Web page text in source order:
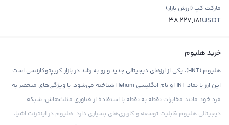
مارکت کپ (ارزش بازار)
USDT
38,227,181
خرید هلیوم
هلیوم (HNT)، یکی از ارزهای دیجیتالی جدید و رو به رشد در بازار کریپتوکارنسی است.
این ارز با نماد HNT و نام انگلیسی Helium شناخته می‌شود. با ویژگی‌های منحصر به
فرد خود مانند مخابرات نقطه به نقطه با استفاده از فناوری مثلث‌هاش، شبکه
دیجیتالی هلیوم قابلیت توسعه و کاربری‌های بسیاری دارد. هلیوم در اینترنت اشیا،